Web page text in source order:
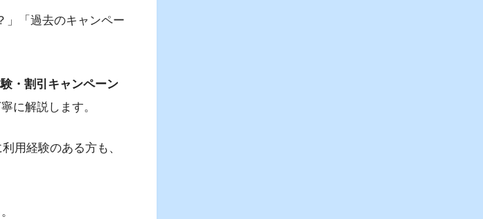
」「過去のキャンペー
・割引キャンペーン
に解説します。
用経験のある方も、